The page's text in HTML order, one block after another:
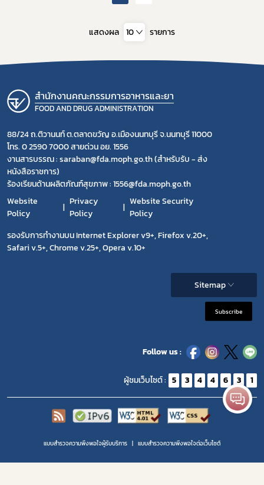
แสดงผล 10 รายการ
สำนักงานคณะกรรมการอาหารและยา
FOOD AND DRUG ADMINISTRATION
88/24 ถ.ติวานนท์ ต.ตลาดขวัญ อ.เมืองนนทบุรี จ.นนทบุรี 11000
โทร. 0 2590 7000 สายด่วน อย. 1556
งานสารบรรณ : saraban@fda.moph.go.th (สำหรับรับ - ส่ง
หนังสือราชการ)
ร้องเรียนด้านผลิตภัณฑ์สุขภาพ : 1556@fda.moph.go.th
Website
Policy
Privacy
Policy
Website Security
Policy
รองรับการทำงานบน Internet Explorer v9+, Firefox v.20+,
Safari v.5+, Chrome v.25+, Opera v.10+
Sitemap
Subscribe
Follow us :
ผู้ชมเว็บไซต์ : 5 3 4 4 6 3 1
แบบสำรวจความพึงพอใจผู้รับบริการ แบบสำรวจความพีงพอใจต่อเว็บไซต์